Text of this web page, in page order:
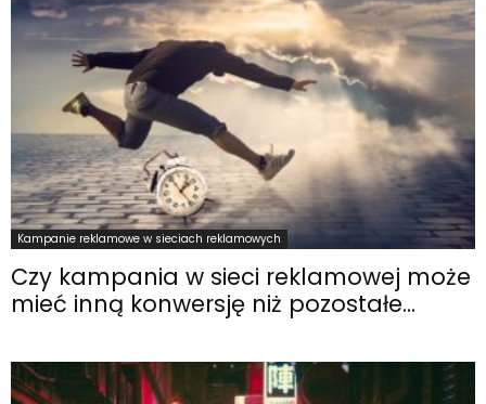
Kampanie reklamowe w sieciach reklamowych
Czy kampania w sieci reklamowej może
mieć inną konwersję niż pozostałe...